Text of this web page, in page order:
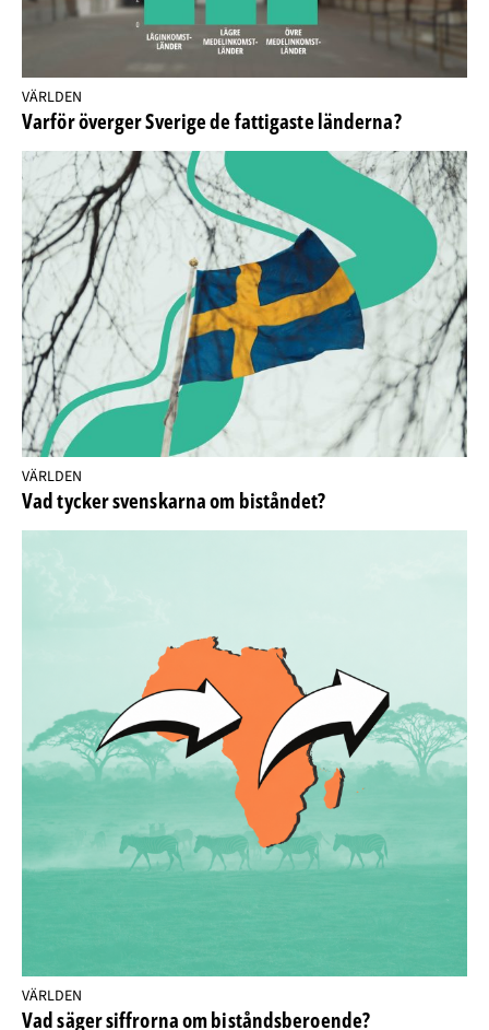
VÄRLDEN
Varför överger Sverige de fattigaste länderna?
VÄRLDEN
Vad tycker svenskarna om biståndet?
VÄRLDEN
Vad säger siffrorna om biståndsberoende?